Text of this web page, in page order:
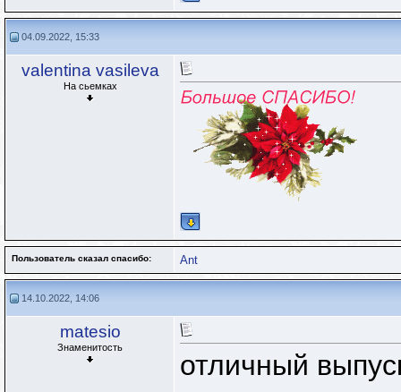
04.09.2022, 15:33
valentina vasileva
На сьемках
Пользователь сказал cпасибо: Ant
14.10.2022, 14:06
matesio
Знаменитость
отличный